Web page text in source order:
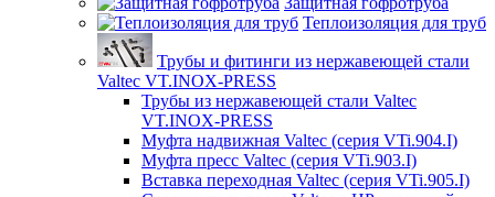
Теплоизоляция для труб
Трубы и фитинги из нержавеющей стали
Valtec VT.INOX-PRESS
Трубы из нержавеющей стали Valtec
VT.INOX-PRESS
Муфта надвижная Valtec (серия VTi.904.I)
Муфта пресс Valtec (серия VTi.903.I)
Вставка переходная Valtec (серия VTi.905.I)